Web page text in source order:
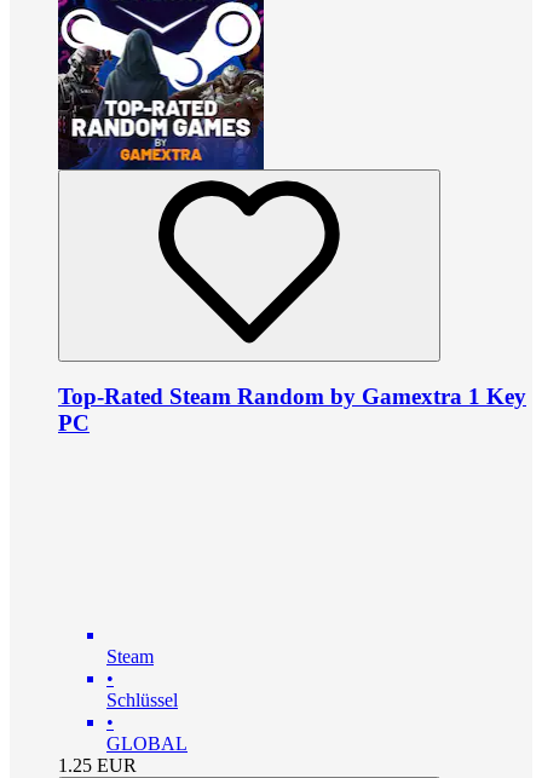
Top-Rated Steam Random by Gamextra 1 Key
PC
Steam
•
Schlüssel
•
GLOBAL
1.25 EUR